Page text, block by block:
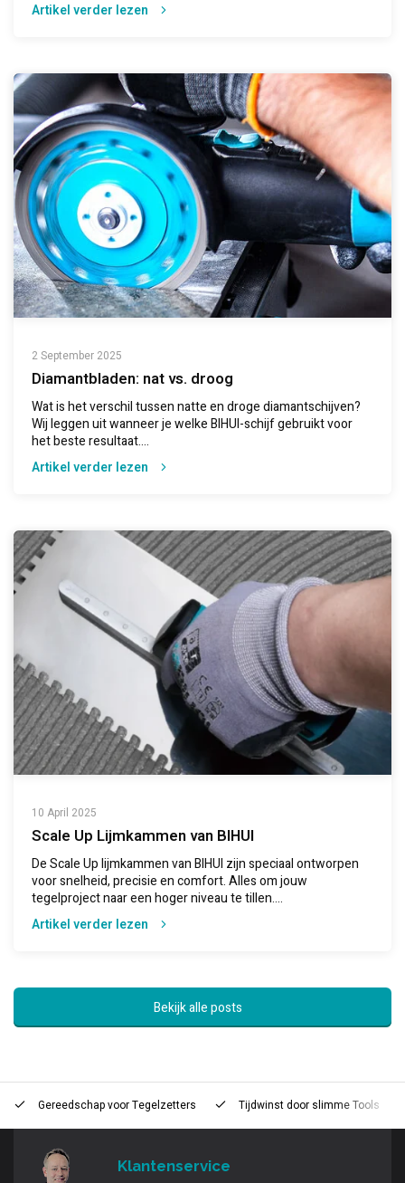
Artikel verder lezen
2 September 2025
Diamantbladen: nat vs. droog
Wat is het verschil tussen natte en droge diamantschijven?
Wij leggen uit wanneer je welke BIHUI-schijf gebruikt voor
het beste resultaat....
Artikel verder lezen
10 April 2025
Scale Up Lijmkammen van BIHUI
De Scale Up lijmkammen van BIHUI zijn speciaal ontworpen
voor snelheid, precisie en comfort. Alles om jouw
tegelproject naar een hoger niveau te tillen....
Artikel verder lezen
Bekijk alle posts
Gereedschap voorTegelzetters Tijdwinst door slimme Tools
Klantenservice